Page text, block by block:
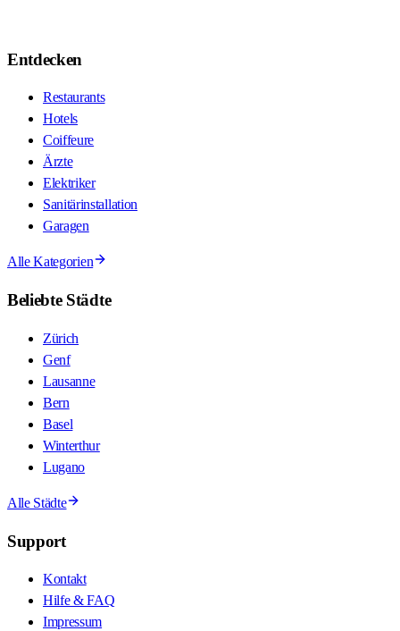
Entdecken
Restaurants
Hotels
Coiffeure
Ärzte
Elektriker
Sanitärinstallation
Garagen
Alle Kategorien
Beliebte Städte
Zürich
Genf
Lausanne
Bern
Basel
Winterthur
Lugano
Alle Städte
Support
Kontakt
Hilfe & FAQ
Impressum